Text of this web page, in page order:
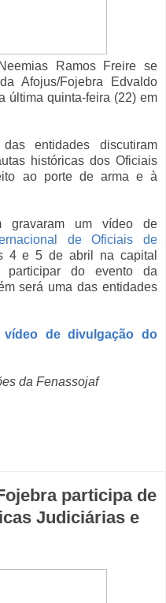
Ramos Freire se
Afojus/Fojebra Edvaldo
última quinta-feira (22) em
entidades discutiram
históricas dos Oficiais
ao porte de arma e à
gravaram um vídeo de
de Oficiais de
4 e 5 de abril na capital
participar do evento da
será uma das entidades
de divulgação do
da Fenassojaf
participa de
Judiciárias e